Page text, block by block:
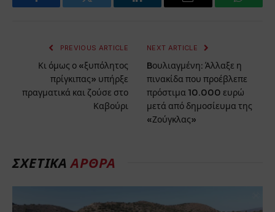
Facebook Twitter LinkedIn Email
PREVIOUS ARTICLE
Κι όμως ο «ξυπόλητος
πρίγκιπας» υπήρξε
πραγματικά και ζούσε στο
Καβούρι
NEXT ARTICLE
Bουλιαγμένη: Άλλαξε η
πινακίδα που προέβλεπε
πρόστιμα 10.000 ευρώ
μετά από δημοσίευμα της
«Ζούγκλας»
ΣΧΕΤΙΚΆΆΡΘΡΑ